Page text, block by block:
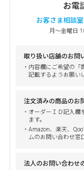
お電
お客さま相談
月～金曜日
取り扱い店舗のお問
・内容欄にご希望の
記載するようお願い
注文済みの商品のお
・オーダーＩＤ記入
ます。
・Amazon、楽天、
ムのお問い合わせ窓
法人のお問い合わせ